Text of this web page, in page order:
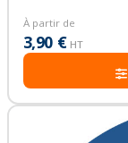
À partir de
3,90 € HT